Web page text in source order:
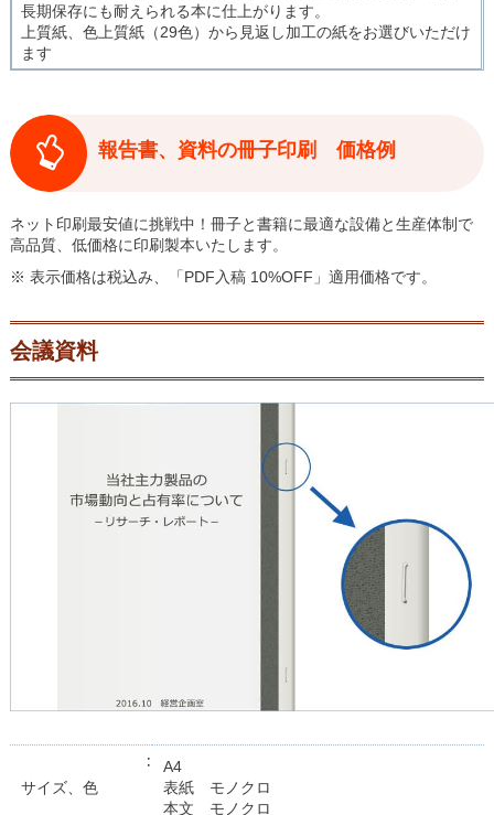
長期保存にも耐えられる本に仕上がります。
上質紙、色上質紙（29色）から見返し加工の紙をお選びいただけ
ます
報告書、資料の冊子印刷 価格例
ネット印刷最安値に挑戦中！冊子と書籍に最適な設備と生産体制で
高品質、低価格に印刷製本いたします。
※ 表示価格は税込み、「PDF入稿 10%OFF」適用価格です。
会議資料
サイズ、色
A4
表紙 モノクロ
本文 モノクロ